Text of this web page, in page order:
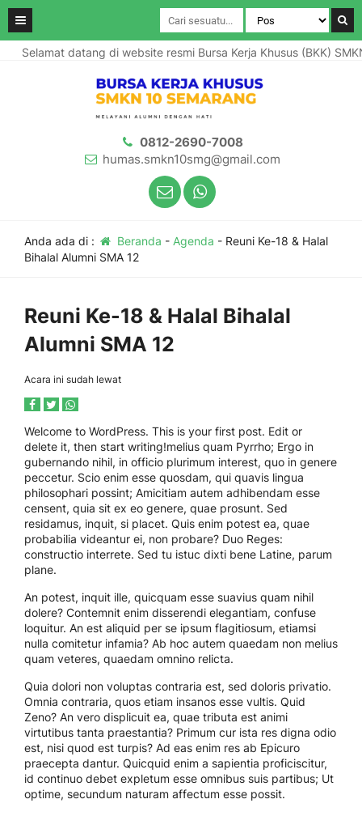
Selamat datang di website resmi Bursa Kerja Khusus (BKK)
0812-2690-7008
humas.smkn10smg@gmail.com
Anda ada di : Beranda - Agenda - Reuni Ke-18 & Halal
Bihalal Alumni SMA 12
Reuni Ke-18 & Halal Bihalal
Alumni SMA 12
Acara ini sudah lewat
Welcome to WordPress. This is your first post. Edit or
delete it, then start writing!melius quam Pyrrho; Ergo in
gubernando nihil, in officio plurimum interest, quo in genere
peccetur. Scio enim esse quosdam, qui quavis lingua
philosophari possint; Amicitiam autem adhibendam esse
censent, quia sit ex eo genere, quae prosunt. Sed
residamus, inquit, si placet. Quis enim potest ea, quae
probabilia videantur ei, non probare? Duo Reges:
constructio interrete. Sed tu istuc dixti bene Latine, parum
plane.
An potest, inquit ille, quicquam esse suavius quam nihil
dolere? Contemnit enim disserendi elegantiam, confuse
loquitur. An est aliquid per se ipsum flagitiosum, etiamsi
nulla comitetur infamia? Ab hoc autem quaedam non melius
quam veteres, quaedam omnino relicta.
Quia dolori non voluptas contraria est, sed doloris privatio.
Omnia contraria, quos etiam insanos esse vultis. Quid
Zeno? An vero displicuit ea, quae tributa est animi
virtutibus tanta praestantia? Primum cur ista res digna odio
est, nisi quod est turpis? Ad eas enim res ab Epicuro
praecepta dantur. Quicquid enim a sapientia proficiscitur,
id continuo debet expletum esse omnibus suis partibus; Ut
optime, secundum naturam affectum esse possit.